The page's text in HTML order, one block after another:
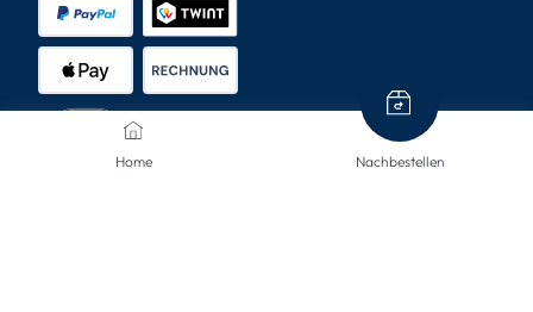
Home Nachbestellen